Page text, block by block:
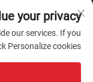
your privacy
our services. If you
Personalize cookies.